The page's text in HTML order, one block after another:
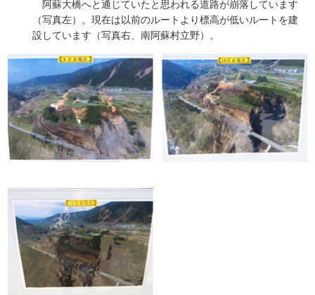
阿蘇大橋へと通じていたと思われる道路が崩落しています
（写真左）。現在は以前のルートより標高が低いルートを建
設しています（写真右、南阿蘇村立野）。